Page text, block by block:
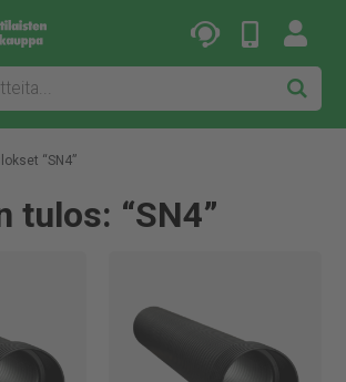
“SN4”
tulos: “SN4”